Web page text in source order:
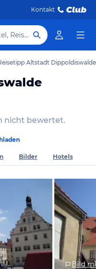
Kontakt
Hotel, Reiseziel
Altstadt Dippoldiswalde
nicht bewertet.
Bilder Hotels
Bild